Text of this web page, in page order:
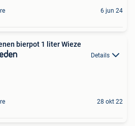
6 jun 24
bierpot 1 liter Wieze
Details
28 okt 22